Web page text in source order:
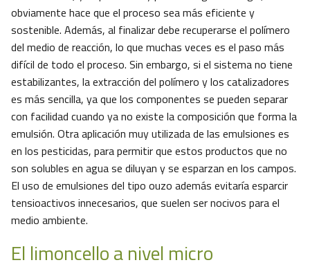
obviamente hace que el proceso sea más eficiente y
sostenible. Además, al finalizar debe recuperarse el polímero
del medio de reacción, lo que muchas veces es el paso más
difícil de todo el proceso. Sin embargo, si el sistema no tiene
estabilizantes, la extracción del polímero y los catalizadores
es más sencilla, ya que los componentes se pueden separar
con facilidad cuando ya no existe la composición que forma la
emulsión. Otra aplicación muy utilizada de las emulsiones es
en los pesticidas, para permitir que estos productos que no
son solubles en agua se diluyan y se esparzan en los campos.
El uso de emulsiones del tipo ouzo además evitaría esparcir
tensioactivos innecesarios, que suelen ser nocivos para el
medio ambiente.
El limoncello a nivel micro